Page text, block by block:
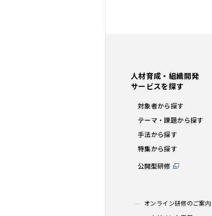
人材育成・組織開発
サービスを探す
対象者から探す
テーマ・課題から探す
手法から探す
特集から探す
オンライン研修のご案内
公開型研修